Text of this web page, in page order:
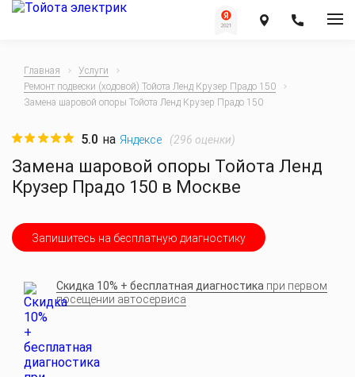
Главная
Услуги
Ремонт подвески (ходовой) Тойота Ленд Крузер Прадо 150
Замена шаровой опоры Тойота Ленд Крузер Прадо 150
Замена шаровой опоры Тойота Ленд
Крузер Прадо 150 в Москве
5.0 на Яндексе (296 оценки)
Запишитесь на бесплатную диагностику
Скидка 10% + бесплатная диагностика при первом
посещении автосервиса